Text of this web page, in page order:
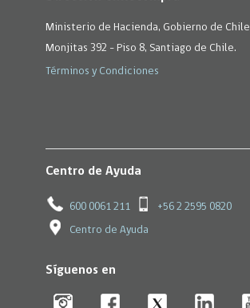
Ministerio de Hacienda, Gobierno de Chile
Monjitas 392 - Piso 8, Santiago de Chile.
Términos y Condiciones
Centro de Ayuda
600 0061 211 +56 2 2595 0820
Centro de Ayuda
Síguenos en